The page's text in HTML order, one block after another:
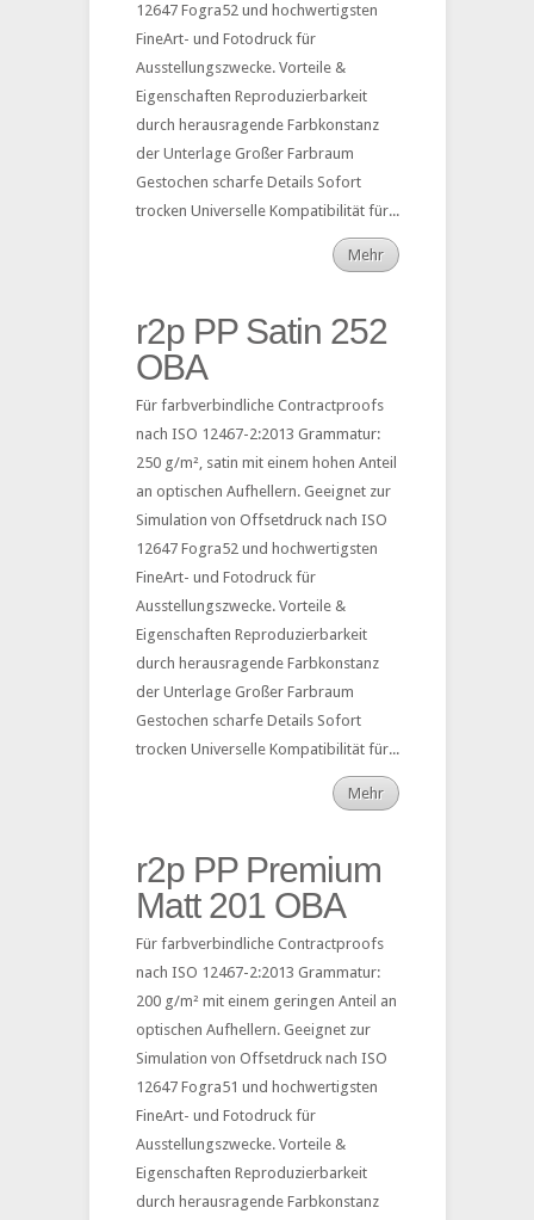
12647 Fogra52 und hochwertigsten
FineArt- und Fotodruck für
Ausstellungszwecke. Vorteile &
Eigenschaften Reproduzierbarkeit
durch herausragende Farbkonstanz
der Unterlage Großer Farbraum
Gestochen scharfe Details Sofort
trocken Universelle Kompatibilität für...
Mehr
r2p PP Satin 252
OBA
Für farbverbindliche Contractproofs
nach ISO 12467-2:2013 Grammatur:
250 g/m², satin mit einem hohen Anteil
an optischen Aufhellern. Geeignet zur
Simulation von Offsetdruck nach ISO
12647 Fogra52 und hochwertigsten
FineArt- und Fotodruck für
Ausstellungszwecke. Vorteile &
Eigenschaften Reproduzierbarkeit
durch herausragende Farbkonstanz
der Unterlage Großer Farbraum
Gestochen scharfe Details Sofort
trocken Universelle Kompatibilität für...
Mehr
r2p PP Premium
Matt 201 OBA
Für farbverbindliche Contractproofs
nach ISO 12467-2:2013 Grammatur:
200 g/m² mit einem geringen Anteil an
optischen Aufhellern. Geeignet zur
Simulation von Offsetdruck nach ISO
12647 Fogra51 und hochwertigsten
FineArt- und Fotodruck für
Ausstellungszwecke. Vorteile &
Eigenschaften Reproduzierbarkeit
durch herausragende Farbkonstanz